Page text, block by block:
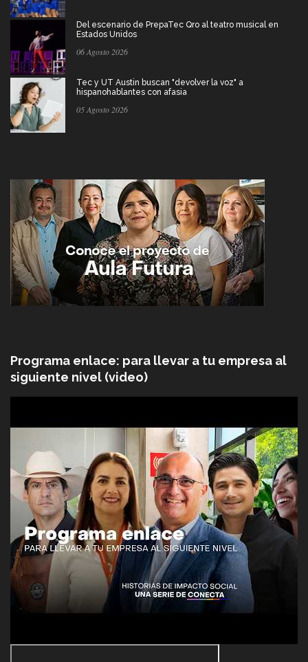
Del escenario de PrepaTec Qro al teatro musical en
Estados Unidos
06 Agosto 2026
Tec y UT Austin buscan "devolver la voz" a
hispanohablantes con afasia
05 Agosto 2026
Programa enlace: para llevar a tu empresa al
siguiente nivel (video)